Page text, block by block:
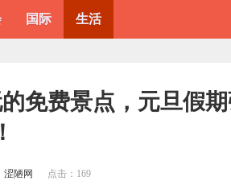
国际 生活
免费景点，元旦假
涩陋网 点击： 169